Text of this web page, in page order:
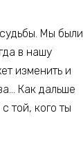
Мы были
в нашу
изменить и
Как дальше
той, кого ты